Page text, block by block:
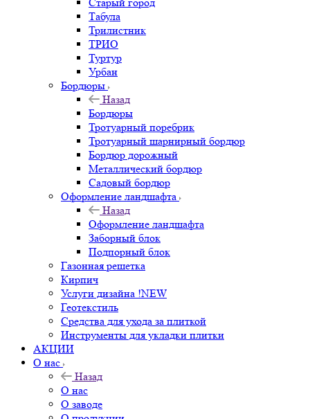
Табула
Трилистник
ТРИО
Туртур
Урбан
Бордюры
Назад
Бордюры
Тротуарный поребрик
Тротуарный шарнирный бордюр
Бордюр дорожный
Металлический бордюр
Садовый бордюр
Оформление ландшафта
Назад
Оформление ландшафта
Заборный блок
Подпорный блок
Газонная решетка
Кирпич
Услуги дизайна !NEW
Геотекстиль
Средства для ухода за плиткой
Инструменты для укладки плитки
АКЦИИ
О нас
Назад
О нас
О заводе